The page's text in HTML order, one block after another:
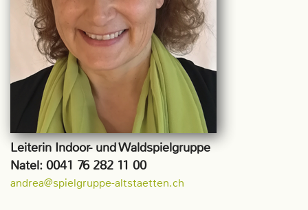
Leiterin Indoor- und Waldspielgruppe
Natel: 0041 76 282 11 00
andrea@spielgruppe-altstaetten.ch